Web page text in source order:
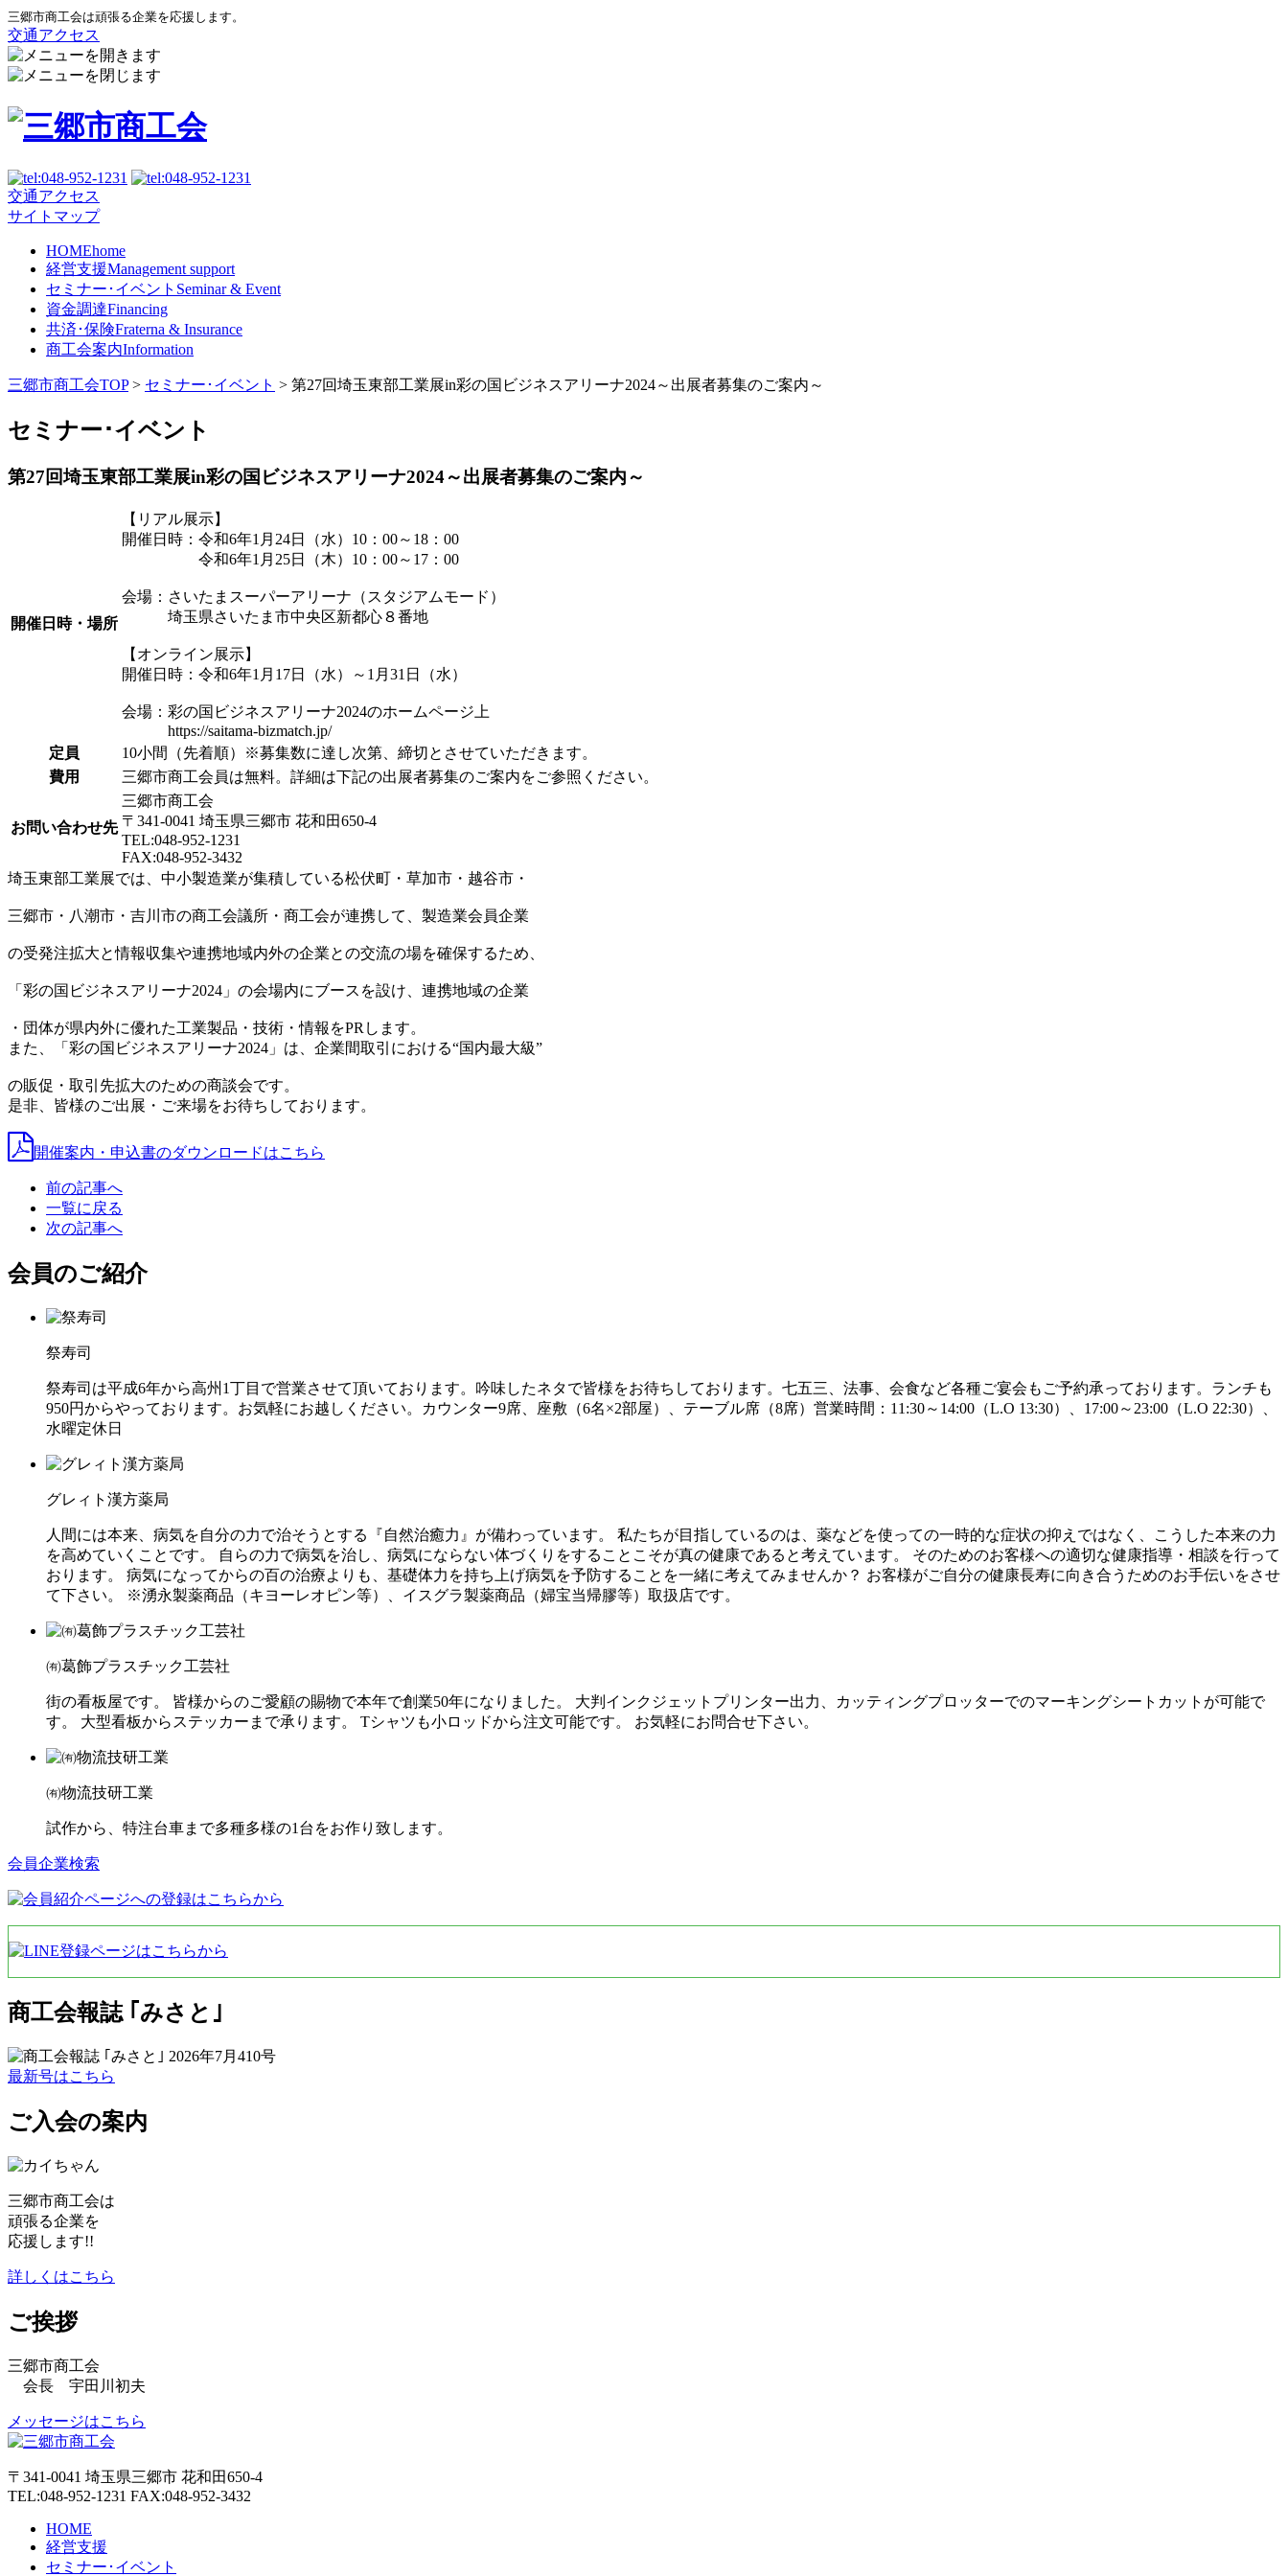
三郷市商工会は頑張る企業を応援します。
交通アクセス
交通アクセス
サイトマップ
HOMEhome
経営支援Management support
セミナー･イベント Seminar & Event
資金調達Financing
共済･保険Fraterna & Insurance
商工会案内Information
三郷市商工会TOP> セミナー･イベント > 第27回埼玉東部工業展in彩の国ビジネスアリーナ2024～出展者募集のご案内～
セミナー･イベント
第27回埼玉東部工業展in彩の国ビジネスアリーナ2024～出展者募集のご案内～
開催日時・場所
【リアル展示】
開催日時：令和6年1月24日（水）10：00～18：00
令和6年1月25日（木）10：00～17：00
会場：さいたまスーパーアリーナ（スタジアムモード）
埼玉県さいたま市中央区新都心８番地
【オンライン展示】
開催日時：令和6年1月17日（水）～1月31日（水）
会場：彩の国ビジネスアリーナ2024のホームページ上
https://saitama-bizmatch.jp/
定員
10小間（先着順）※募集数に達し次第、締切とさせていただきます。
費用
三郷市商工会員は無料。詳細は下記の出展者募集のご案内をご参照ください。
お問い合わせ先
三郷市商工会
〒341-0041 埼玉県三郷市 花和田650-4
TEL:048-952-1231
FAX:048-952-3432
埼玉東部工業展では、中小製造業が集積している松伏町・草加市・越谷市・
三郷市・八潮市・吉川市の商工会議所・商工会が連携して、製造業会員企業
の受発注拡大と情報収集や連携地域内外の企業との交流の場を確保するため、
「彩の国ビジネスアリーナ2024」の会場内にブースを設け、連携地域の企業
・団体が県内外に優れた工業製品・技術・情報をPRします。
また、「彩の国ビジネスアリーナ2024」は、企業間取引における“国内最大級”
の販促・取引先拡大のための商談会です。
是非、皆様のご出展・ご来場をお待ちしております。
開催案内・申込書のダウンロードはこちら
前の記事へ
一覧に戻る
次の記事へ
会員のご紹介
祭寿司
祭寿司は平成6年から高州1丁目で営業させて頂いております。吟味したネタで皆様をお待ちしております。七五三、法事、会食など各種ご宴会もご予約承っております。ランチも
950円からやっております。お気軽にお越しください。カウンター9席、座敷（6名×2部屋）、テーブル席（8席）営業時間：11:30～14:00（L.O 13:30）、17:00～23:00（L.O 22:30）、
水曜定休日
グレィト漢方薬局
人間には本来、病気を自分の力で治そうとする『自然治癒力』が備わっています。 私たちが目指しているのは、薬などを使っての一時的な症状の抑えではなく、こうした本来の力
を高めていくことです。 自らの力で病気を治し、病気にならない体づくりをすることこそが真の健康であると考えています。 そのためのお客様への適切な健康指導・相談を行って
おります。 病気になってからの百の治療よりも、基礎体力を持ち上げ病気を予防することを一緒に考えてみませんか？ お客様がご自分の健康長寿に向き合うためのお手伝いをさせ
て下さい。 ※湧永製薬商品（キヨーレオピン等）、イスグラ製薬商品（婦宝当帰膠等）取扱店です。
㈲葛飾プラスチック工芸社
街の看板屋です。 皆様からのご愛顧の賜物で本年で創業50年になりました。 大判インクジェットプリンター出力、カッティングプロッターでのマーキングシートカットが可能で
す。 大型看板からステッカーまで承ります。 Tシャツも小ロッドから注文可能です。 お気軽にお問合せ下さい。
㈲物流技研工業
試作から、特注台車まで多種多様の1台をお作り致します。
会員企業検索
商工会報誌 ｢みさと｣
最新号はこちら
ご入会の案内
三郷市商工会は
頑張る企業を
応援します!!
詳しくはこちら
ご挨拶
三郷市商工会
会長 宇田川初夫
メッセージはこちら
〒341-0041 埼玉県三郷市 花和田650-4
TEL:048-952-1231 FAX:048-952-3432
HOME
経営支援
セミナー･イベント